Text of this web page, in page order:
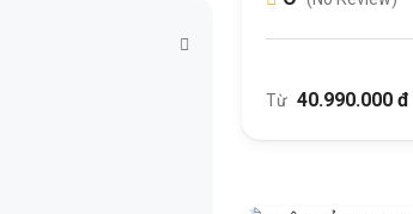
Từ 40.990.000 đ